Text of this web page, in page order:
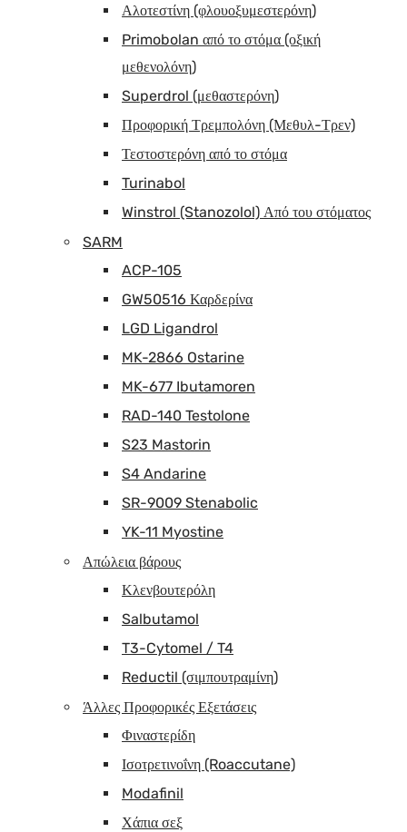
Αλοτεστίνη (φλουοξυμεστερόνη)
Primobolan από το στόμα (οξική
μεθενολόνη)
Superdrol (μεθαστερόνη)
Προφορική Τρεμπολόνη (Μεθυλ-Τρεν)
Τεστοστερόνη από το στόμα
Turinabol
Winstrol (Stanozolol) Από του στόματος
SARM
ACP-105
GW50516 Καρδερίνα
LGD Ligandrol
MK-2866 Ostarine
MK-677 Ibutamoren
RAD-140 Testolone
S23 Mastorin
S4 Andarine
SR-9009 Stenabolic
YK-11 Myostine
Απώλεια βάρους
Κλενβουτερόλη
Salbutamol
T3-Cytomel / T4
Reductil (σιμπουτραμίνη)
Άλλες Προφορικές Εξετάσεις
Φιναστερίδη
Ισοτρετινοΐνη (Roaccutane)
Modafinil
Χάπια σεξ